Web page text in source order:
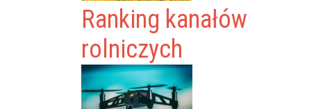
Ranking kanałów
rolniczych